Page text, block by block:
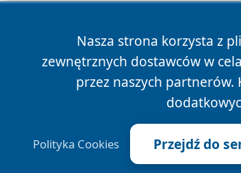
Nasza strona korzysta z
zewnętrznych dostawców w
przez naszych partnerów.
Polityka Cookies Przejdź do